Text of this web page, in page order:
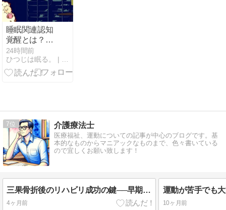
睡眠関連認知
覚醒とは？睡
眠や眠れない
ことについて
考え続けるこ
24時間前
7 介護療法士
医療福祉、運動についての記事が中心のブログです。基
本的なものからマニアックなものまで、色々書いている
ので宜しくお願い致します！
三果骨折後のリハビリ成功の鍵──早期回復のためのポイント徹底ガイド
4ヶ月前 10ヶ月前